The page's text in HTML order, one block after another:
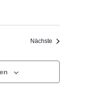
Nächste